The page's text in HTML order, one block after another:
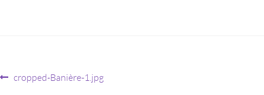
cropped-Banière-1.jpg